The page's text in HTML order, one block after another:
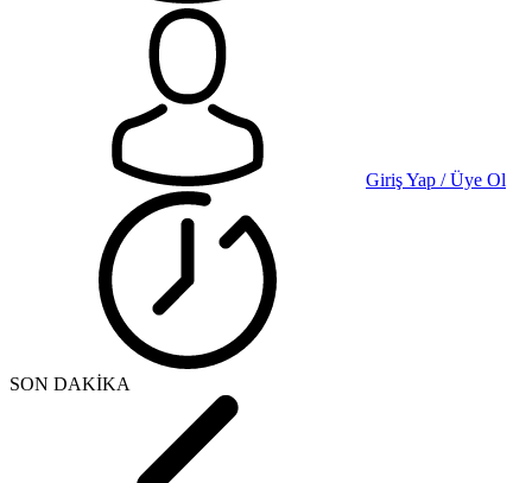
Giriş Yap / Üye Ol
SON DAKİKA